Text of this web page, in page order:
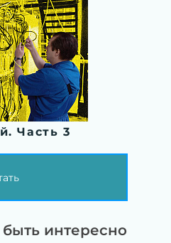
Часть 3
интересно